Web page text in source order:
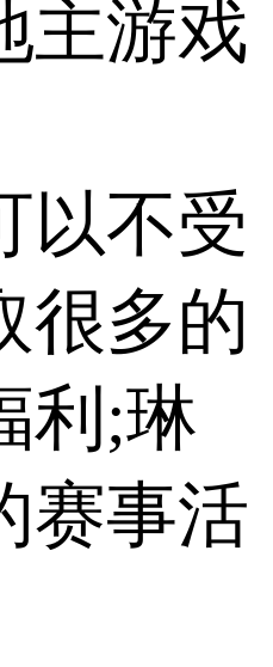
主游戏
以不受
很多的
利;琳
赛事活